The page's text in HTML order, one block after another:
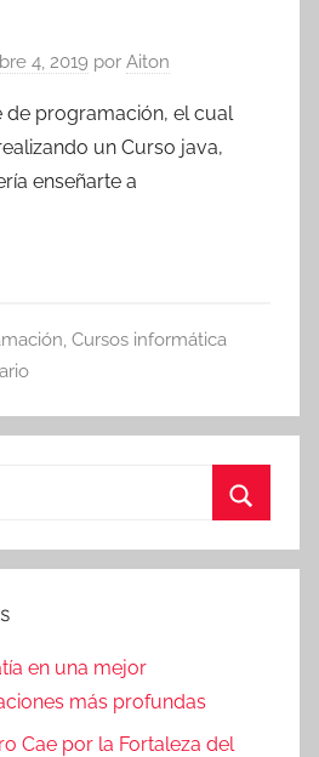
4, 2019 por Aiton
de programación, el cual
un Curso java,
enseñarte a
, Cursos informática
en una mejor
más profundas
Cae por la Fortaleza del